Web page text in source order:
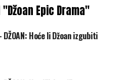
Epic Drama"
DŽOAN: Hoće li Džoan izgubiti